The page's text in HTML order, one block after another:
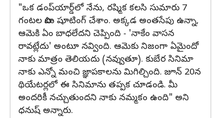
"ఒక డంప్‌యార్డ్‌లో నేను, రష్మిక కలసి సుమారు 7
గంటల పాటు షూటింగ్ చేశాం. అక్కడ అంతసేపు ఉన్నా,
ఆమెకి ఏం బాధలేదని చెప్పింది - 'నాకేం వాసన
రావట్లేదు' అంటూ నవ్వింది. ఆమెకు నిజంగా ఏమైందో
నాకు మాత్రం తెలియదు (నవ్వుతూ). కుబేర సినిమా
నాకు ఎన్నో మంచి జ్ఞాపకాలను మిగిల్చింది. జూన్ 20న
థియేటర్లలో ఈ సినిమాను తప్పక చూడండి. మీ
అందరికీ నచ్చుతుందని నాకు నమ్మకం ఉంది" అని
ధనుష్ అన్నారు.